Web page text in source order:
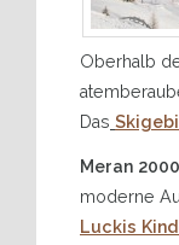
Oberhalb
Das
Meran 2000
moderne
Luckis